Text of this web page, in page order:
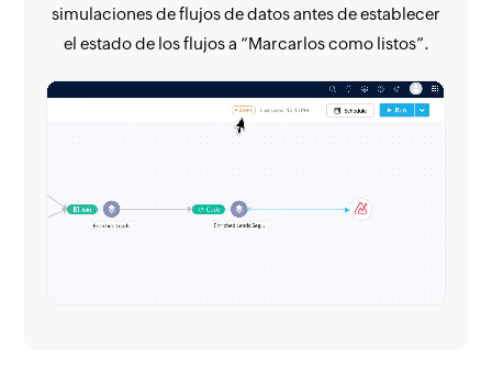
simulaciones de flujos de datos antes de establecer
el estado de los flujos a “Marcarlos como listos”.